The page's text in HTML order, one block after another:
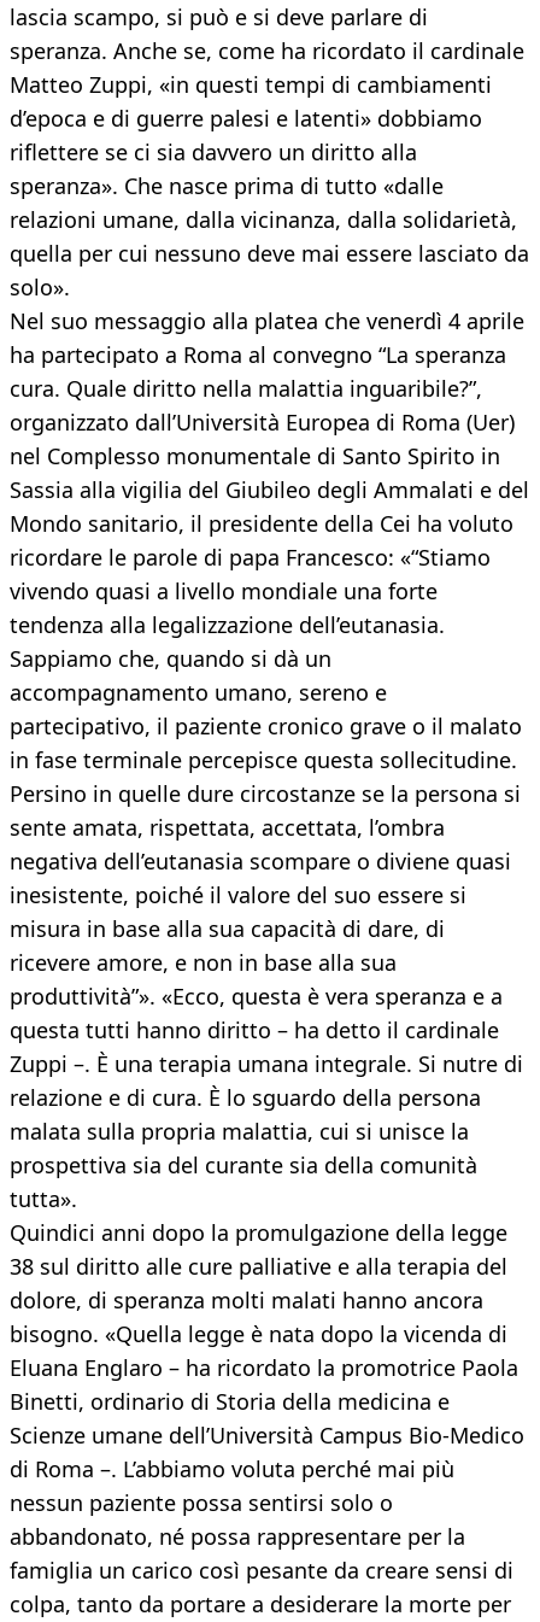
lascia scampo, si può e si deve parlare di
speranza. Anche se, come ha ricordato il cardinale
Matteo Zuppi, «in questi tempi di cambiamenti
d’epoca e di guerre palesi e latenti» dobbiamo
riflettere se ci sia davvero un diritto alla
speranza». Che nasce prima di tutto «dalle
relazioni umane, dalla vicinanza, dalla solidarietà,
quella per cui nessuno deve mai essere lasciato da
solo».
Nel suo messaggio alla platea che venerdì 4 aprile
ha partecipato a Roma al convegno “La speranza
cura. Quale diritto nella malattia inguaribile?”,
organizzato dall’Università Europea di Roma (Uer)
nel Complesso monumentale di Santo Spirito in
Sassia alla vigilia del Giubileo degli Ammalati e del
Mondo sanitario, il presidente della Cei ha voluto
ricordare le parole di papa Francesco: «“Stiamo
vivendo quasi a livello mondiale una forte
tendenza alla legalizzazione dell’eutanasia.
Sappiamo che, quando si dà un
accompagnamento umano, sereno e
partecipativo, il paziente cronico grave o il malato
in fase terminale percepisce questa sollecitudine.
Persino in quelle dure circostanze se la persona si
sente amata, rispettata, accettata, l’ombra
negativa dell’eutanasia scompare o diviene quasi
inesistente, poiché il valore del suo essere si
misura in base alla sua capacità di dare, di
ricevere amore, e non in base alla sua
produttività”». «Ecco, questa è vera speranza e a
questa tutti hanno diritto – ha detto il cardinale
Zuppi –. È una terapia umana integrale. Si nutre di
relazione e di cura. È lo sguardo della persona
malata sulla propria malattia, cui si unisce la
prospettiva sia del curante sia della comunità
tutta».
Quindici anni dopo la promulgazione della legge
38 sul diritto alle cure palliative e alla terapia del
dolore, di speranza molti malati hanno ancora
bisogno. «Quella legge è nata dopo la vicenda di
Eluana Englaro – ha ricordato la promotrice Paola
Binetti, ordinario di Storia della medicina e
Scienze umane dell’Università Campus Bio-Medico
di Roma –. L’abbiamo voluta perché mai più
nessun paziente possa sentirsi solo o
abbandonato, né possa rappresentare per la
famiglia un carico così pesante da creare sensi di
colpa, tanto da portare a desiderare la morte per